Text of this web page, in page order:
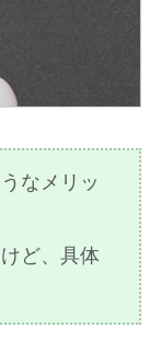
なメリッ
ど、具体